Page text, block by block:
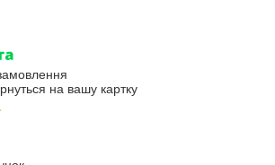
на вашу картку